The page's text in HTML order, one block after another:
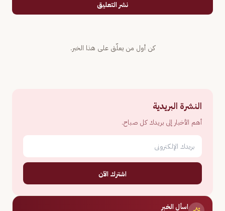
نشر التعليق
كن أول من يعلّق على هذا الخبر.
النشرة البريدية
أهم الأخبار إلى بريدك كل صباح.
اشترك الآن
اسأل الخبر